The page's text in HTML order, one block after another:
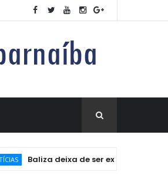
Baliza deixa de ser exigida no